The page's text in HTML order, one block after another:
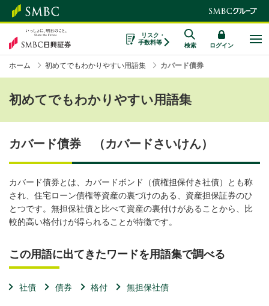
リスク・
手数料等
検索 ログイン
ホーム 初めてでもわかりやすい用語集 カバード債券
初めてでもわかりやすい用語集
カバード債券 （カバードさいけん）
カバード債券とは、カバードボンド（債権担保付き社債）とも称
され、住宅ローン債権等資産の裏づけのある、資産担保証券のひ
とつです。無担保社債と比べて資産の裏付けがあることから、比
較的高い格付けが得られることが特徴です。
この用語に出てきたワードを用語集で調べる
社債 債券 格付 無担保社債